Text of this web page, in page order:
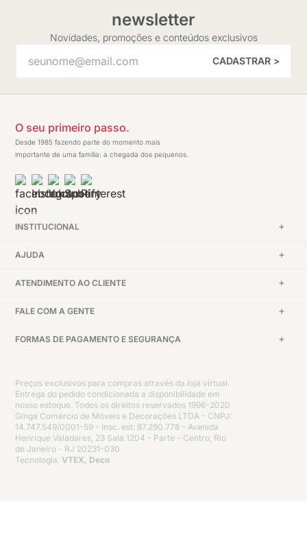
newsletter
Novidades, promoções e conteúdos exclusivos
CADASTRAR >
O seu primeiro passo.
Desde 1985 fazendo parte do momento mais
importante de uma família: a chegada dos pequenos.
INSTITUCIONAL
AJUDA
ATENDIMENTO AO CLIENTE
FALE COM A GENTE
FORMAS DE PAGAMENTO E SEGURANÇA
Preços exclusivos para compras através da loja virtual.
Entrega do pedido condicionada a disponibilidade em
nosso estoque. Todos os direitos reservados 1996-2020
Ginga Comércio de Móveis e Decorações LTDA - CNPJ:
14.747.549/0001-59 - Insc. est: 87.290.778 - Avenida
Henrique Valadares, 23 Sala 1204 - Parte - Centro, Rio
de Janeiro - RJ 20231-030
Tecnologia: VTEX, Deco